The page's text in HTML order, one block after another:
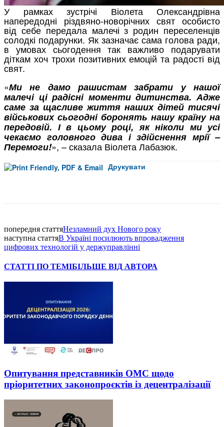
У рамках зустрічі Віолета Олександрівна
напередодні різдвяно-новорічних свят особисто
від себе передала малечі з родин переселенців
солодкі подарунки. Як зазначає сама голова ради,
в умовах сьогодення так важливо подарувати
діткам хоч трохи позитивних емоцій та радості від
свят.
«Ми не дамо рашистам забрати у нашої
малечі ці радісні моменти дитинства. Адже
саме за щасливе життя наших дітей тисячі
військових сьогодні боронять нашу країну на
передовій. І в цьому році, як ніколи ми усі
чекаємо головного дива і здійснення мрії –
Перемоги!», – сказала Віолета Лабазюк.
Друкувати
попередня статтяНезламний дух Нового року
наступна статтяВ Україні посилюють впровадження
цифрових технологій у держуправлінні
СТАТТІ ПО ТЕМІБІЛЬШЕ ВІД АВТОРА
Опитування представників ОМС щодо
пріоритетних законопроєктів із децентралізації